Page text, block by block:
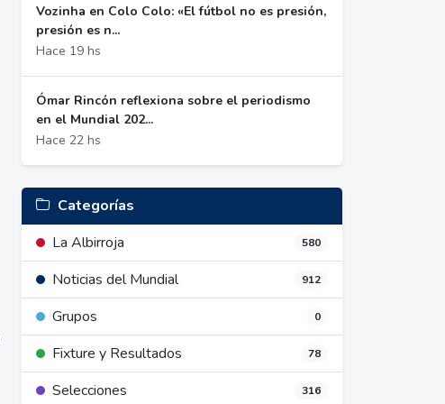
Vozinha en Colo Colo: «El fútbol no es presión,
presión es n...
Hace 19 hs
Ómar Rincón reflexiona sobre el periodismo
en el Mundial 202...
Hace 22 hs
Categorías
La Albirroja
580
Noticias del Mundial 912
Grupos 0
Fixture y Resultados 78
Selecciones 316